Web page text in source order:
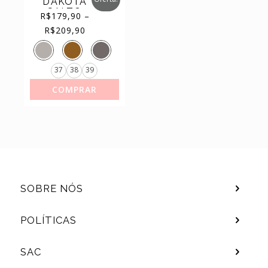
SALTO
BLOCO
REF.Y9784
R$179,90 –
R$209,90
37 38 39
COMPRAR
SAPATILHAS
TÊNIS
SOBRE NÓS
POLÍTICAS
SAC